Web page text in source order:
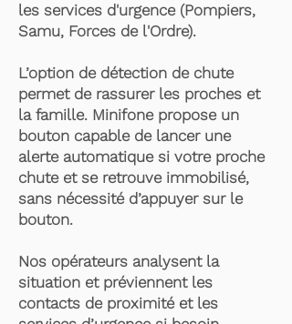
les services d'urgence (Pompiers,
Samu, Forces de l'Ordre).
L’option de détection de chute
permet de rassurer les proches et
la famille. Minifone propose un
bouton capable de lancer une
alerte automatique si votre proche
chute et se retrouve immobilisé,
sans nécessité d’appuyer sur le
bouton.
Nos opérateurs analysent la
situation et préviennent les
contacts de proximité et les